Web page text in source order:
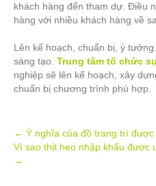
khách hàng đến tham dự. Điều
hàng với nhiều khách hàng về
Lên kế hoạch, chuẩn bị, ý
sáng tạo. Trung tâm tổ chức
nghiệp sẽ lên kế hoạch, xây
chuẩn bị chương trình phù hợp.
Post
navigation
← Ý nghĩa của đồ trang trí được
Vì sao thịt heo nhập khẩu được
→